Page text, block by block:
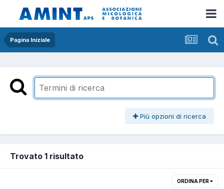
Pagina Iniziale
Più opzioni di ricerca
Trovato 1 risultato
ORDINA PER